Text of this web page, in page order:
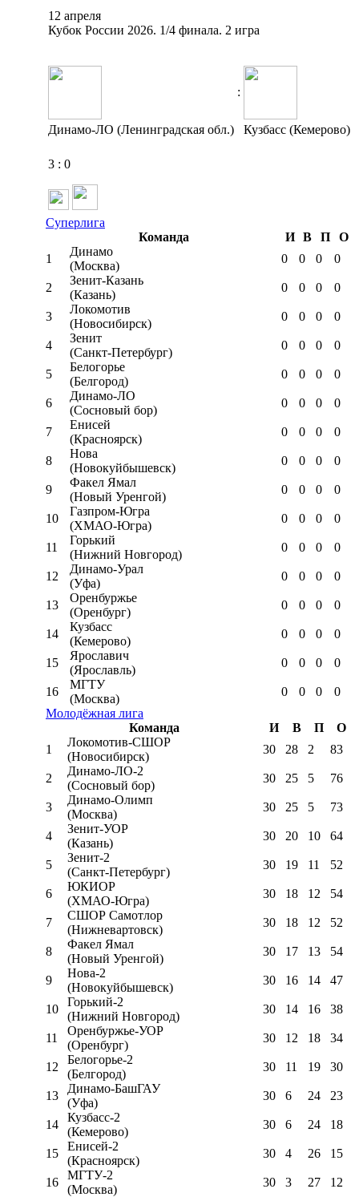
12 апреля
Кубок России 2026. 1/4 финала. 2 игра
:
Динамо-ЛО (Ленинградская обл.) Кузбасс (Кемерово)
3 : 0
Суперлига
Команда
И В П
О
1
Динамо
(Москва)
0 0 0 0
2
Зенит-Казань
(Казань)
0 0 0 0
3
Локомотив
(Новосибирск)
0 0 0 0
4
Зенит
(Санкт-Петербург)
0 0 0 0
5
Белогорье
(Белгород)
0 0 0 0
6
Динамо-ЛО
(Сосновый бор)
0 0 0 0
7
Енисей
(Красноярск)
0 0 0 0
8
Нова
(Новокуйбышевск)
0 0 0 0
9
Факел Ямал
(Новый Уренгой)
0 0 0 0
10
Газпром-Югра
(ХМАО-Югра)
0 0 0 0
11
Горький
(Нижний Новгород)
0 0 0 0
12
Динамо-Урал
(Уфа)
0 0 0 0
13
Оренбуржье
(Оренбург)
0 0 0 0
14
Кузбасс
(Кемерово)
0 0 0 0
15
Ярославич
(Ярославль)
0 0 0 0
16
МГТУ
(Москва)
0 0 0
0
Молодёжная лига
Команда
И В П
О
1
Локомотив-CШОР
(Новосибирск)
30 28 2 83
2
Динамо-ЛО-2
(Сосновый бор)
30 25 5 76
3
Динамо-Олимп
(Москва)
30 25 5 73
4
Зенит-УОР
(Казань)
30 20 10 64
5
Зенит-2
(Санкт-Петербург)
30 19 11 52
6
ЮКИОР
(ХМАО-Югра)
30 18 12 54
7
СШОР Самотлор
(Нижневартовск)
30 18 12 52
8
Факел Ямал
(Новый Уренгой)
30 17 13 54
9
Нова-2
(Новокуйбышевск)
30 16 14 47
10
Горький-2
(Нижний Новгород)
30 14 16 38
11
Оренбуржье-УОР
(Оренбург)
30 12 18 34
12
Белогорье-2
(Белгород)
30 11 19 30
13
Динамо-БашГАУ
(Уфа)
30 6 24 23
14
Кузбасс-2
(Кемерово)
30 6 24 18
15
Енисей-2
(Красноярск)
30 4 26 15
16
МГТУ-2
(Москва)
30 3 27 12